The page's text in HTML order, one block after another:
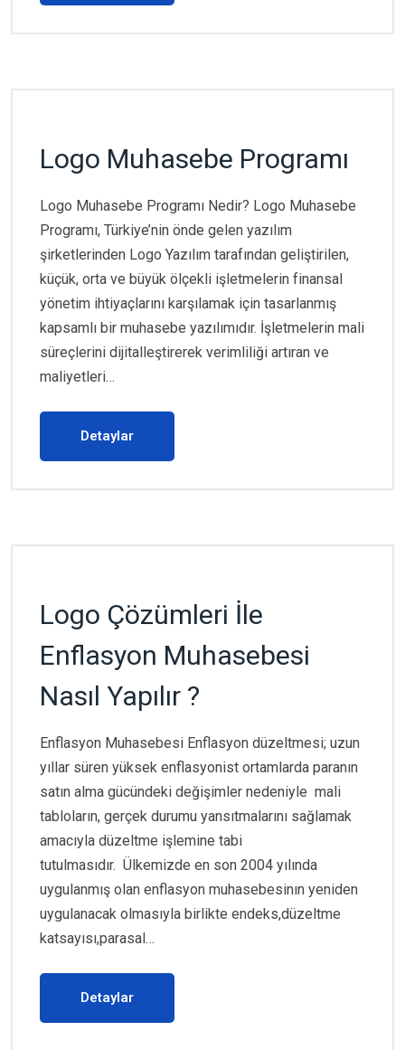
Logo Muhasebe Programı
Logo Muhasebe Programı Nedir? Logo Muhasebe
Programı, Türkiye’nin önde gelen yazılım
şirketlerinden Logo Yazılım tarafından geliştirilen,
küçük, orta ve büyük ölçekli işletmelerin finansal
yönetim ihtiyaçlarını karşılamak için tasarlanmış
kapsamlı bir muhasebe yazılımıdır. İşletmelerin mali
süreçlerini dijitalleştirerek verimliliği artıran ve
maliyetleri…
Detaylar
Logo Çözümleri İle
Enflasyon Muhasebesi
Nasıl Yapılır ?
Enflasyon Muhasebesi Enflasyon düzeltmesi; uzun
yıllar süren yüksek enflasyonist ortamlarda paranın
satın alma gücündeki değişimler nedeniyle mali
tabloların, gerçek durumu yansıtmalarını sağlamak
amacıyla düzeltme işlemine tabi
tutulmasıdır. Ülkemizde en son 2004 yılında
uygulanmış olan enflasyon muhasebesinın yeniden
uygulanacak olmasıyla birlikte endeks,düzeltme
katsayısı,parasal…
Detaylar